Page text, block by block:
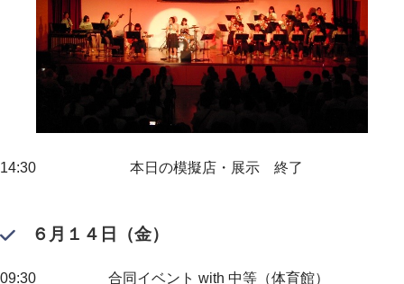
14:30 本日の模擬店・展示 終了
６月１４日（金）
09:30 合同イベント with 中等（体育館）